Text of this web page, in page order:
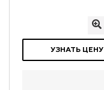
УЗНАТЬ ЦЕНУ